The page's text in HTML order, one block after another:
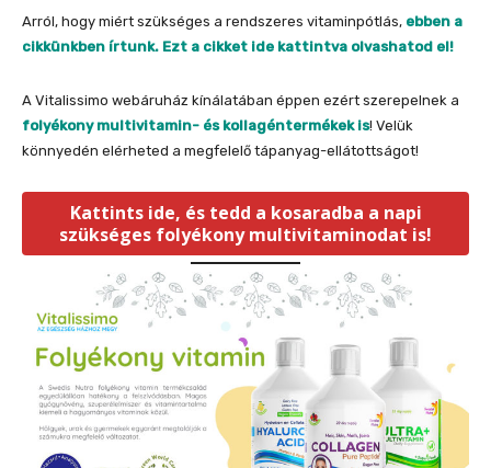
Arról, hogy miért szükséges a rendszeres vitaminpótlás, ebben a
cikkünkben írtunk. Ezt a cikket ide kattintva olvashatod el!
A Vitalissimo webáruház kínálatában éppen ezért szerepelnek a
folyékony multivitamin- és kollagéntermékek is! Velük
könnyedén elérheted a megfelelő tápanyag-ellátottságot!
Kattints ide, és tedd a kosaradba a napi
szükséges folyékony multivitaminodat is!